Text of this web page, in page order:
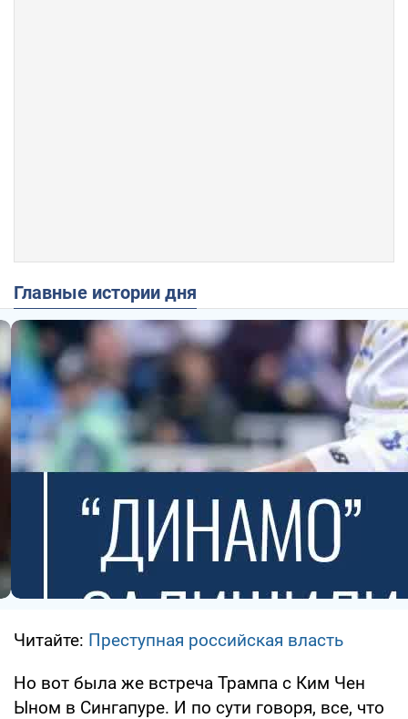
Главные истории дня
Читайте: Преступная российская власть
Но вот была же встреча Трампа с Ким Чен
Ыном в Сингапуре. И по сути говоря, все, что